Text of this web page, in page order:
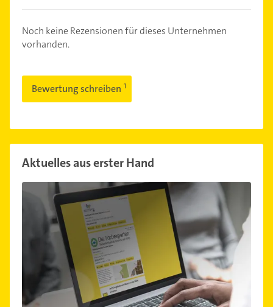
Noch keine Rezensionen für dieses Unternehmen
vorhanden.
Bewertung schreiben
Aktuelles aus erster Hand